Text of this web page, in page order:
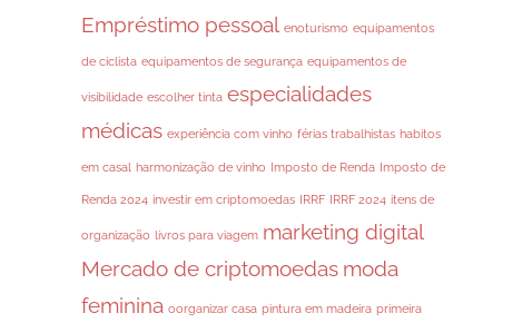
Empréstimo pessoal enoturismo equipamentos
de ciclista equipamentos de segurança equipamentos de
visibilidade escolher tinta especialidades
médicas experiência com vinho férias trabalhistas habitos
em casal harmonização de vinho Imposto de Renda Imposto de
Renda 2024 investir em criptomoedas IRRF IRRF 2024 itens de
organização livros para viagem marketing digital
Mercado de criptomoedas moda
feminina oorganizar casa pintura em madeira primeira